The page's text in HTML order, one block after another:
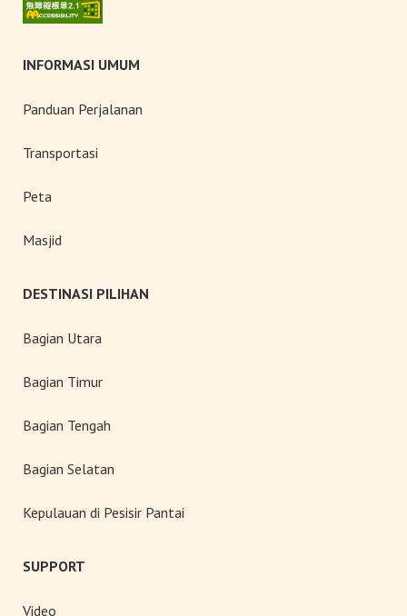
INFORMASI UMUM
Panduan Perjalanan
Transportasi
Peta
Masjid
DESTINASI PILIHAN
Bagian Utara
Bagian Timur
Bagian Tengah
Bagian Selatan
Kepulauan di Pesisir Pantai
SUPPORT
Video